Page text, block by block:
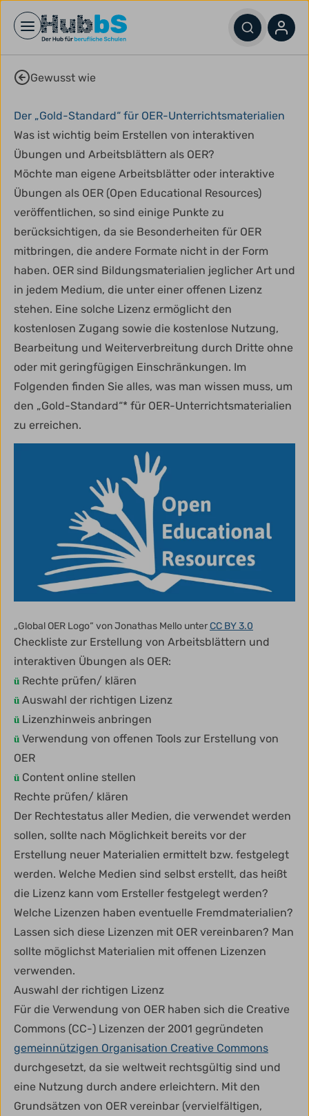
Open main menu
Gewusst wie
Der „Gold-Standard“ für OER-Unterrichtsmaterialien
Was ist wichtig beim Erstellen von interaktiven
Übungen und Arbeitsblättern als OER?
Möchte man eigene Arbeitsblätter oder interaktive
Übungen als OER (Open Educational Resources)
veröffentlichen, so sind einige Punkte zu
berücksichtigen, da sie Besonderheiten für OER
mitbringen, die andere Formate nicht in der Form
haben. OER sind Bildungsmaterialien jeglicher Art und
in jedem Medium, die unter einer offenen Lizenz
stehen. Eine solche Lizenz ermöglicht den
kostenlosen Zugang sowie die kostenlose Nutzung,
Bearbeitung und Weiterverbreitung durch Dritte ohne
oder mit geringfügigen Einschränkungen. Im
Folgenden finden Sie alles, was man wissen muss, um
den „Gold-Standard“* für OER-Unterrichtsmaterialien
zu erreichen.
„Global OER Logo“ von Jonathas Mello unter CC BY 3.0
Checkliste zur Erstellung von Arbeitsblättern und
interaktiven Übungen als OER:
ü Rechte prüfen/ klären
ü Auswahl der richtigen Lizenz
ü Lizenzhinweis anbringen
ü Verwendung von offenen Tools zur Erstellung von
OER
ü Content online stellen
Rechte prüfen/ klären
Der Rechtestatus aller Medien, die verwendet werden
sollen, sollte nach Möglichkeit bereits vor der
Erstellung neuer Materialien ermittelt bzw. festgelegt
werden. Welche Medien sind selbst erstellt, das heißt
die Lizenz kann vom Ersteller festgelegt werden?
Welche Lizenzen haben eventuelle Fremdmaterialien?
Lassen sich diese Lizenzen mit OER vereinbaren? Man
sollte möglichst Materialien mit offenen Lizenzen
verwenden.
Auswahl der richtigen Lizenz
Für die Verwendung von OER haben sich die Creative
Commons (CC-) Lizenzen der 2001 gegründeten
gemeinnützigen Organisation Creative Commons
durchgesetzt, da sie weltweit rechtsgültig sind und
eine Nutzung durch andere erleichtern. Mit den
Grundsätzen von OER vereinbar (vervielfältigen,